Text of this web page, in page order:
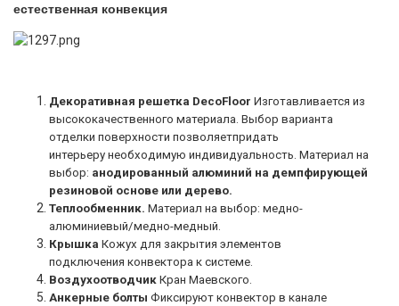
естественная конвекция
Декоративная решетка DecoFloor Изготавливается из
высококачественного материала. Выбор варианта
отделки поверхности позволяетпридать
интерьеру необходимую индивидуальность. Материал на
выбор: анодированный алюминий на демпфирующей
резиновой основе или дерево.
Теплообменник. Материал на выбор: медно-
алюминиевый/медно-медный.
Крышка Кожух для закрытия элементов
подключения конвектора к системе.
Воздухоотводчик Кран Маевского.
Анкерные болты Фиксируют конвектор в канале